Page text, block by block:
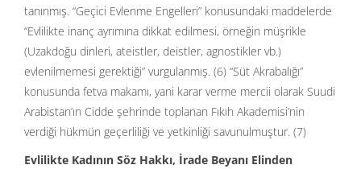
tanınmış. “Geçici Evlenme Engelleri” konusundaki maddelerde
“Evlilikte inanç ayrımına dikkat edilmesi, örneğin müşrikle
(Uzakdoğu dinleri, ateistler, deistler, agnostikler vb.)
evlenilmemesi gerektiği” vurgulanmış. (6) “Süt Akrabalığı”
konusunda fetva makamı, yani karar verme mercii olarak Suudi
Arabistan’ın Cidde şehrinde toplanan Fıkıh Akademisi’nin
verdiği hükmün geçerliliği ve yetkinliği savunulmuştur. (7)
Evlilikte Kadının Söz Hakkı, İrade Beyanı Elinden